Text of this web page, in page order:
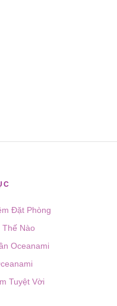
Đặt Phòng
Thế Nào
Oceanami
Tuyệt Vời